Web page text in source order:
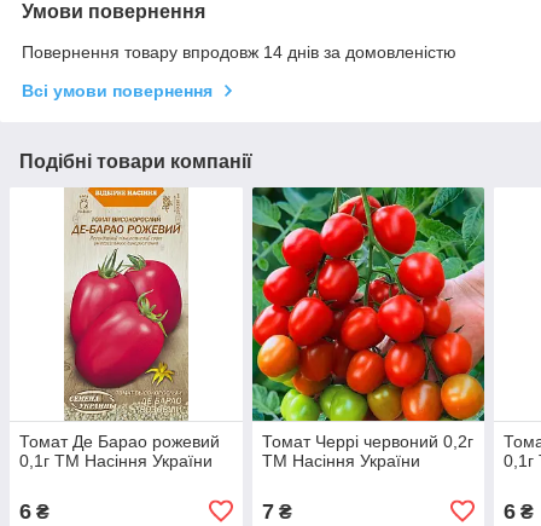
Умови повернення
Повернення товару впродовж 14 днів за домовленістю
Всі умови повернення
Подібні товари компанії
Томат Де Барао рожевий
0,1г ТМ Насіння України
6 ₴
Томат Черрі червоний 0,2г
ТМ Насіння України
7₴
0,1г
6 ₴